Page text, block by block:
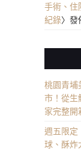
手術、住
紀錄〉發
桃園青埔
市！從生
家完整
週五限定
球、酥炸